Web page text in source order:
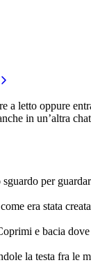
a letto oppure
in un’altra
sguardo per
era stata
e bacia
la testa fra le